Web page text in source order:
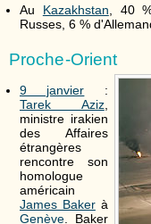
Au Kazakhstan, 40
Russes, 6 %
Proche-Orient
9 janvier :
Tarek Aziz,
ministre irakien
des Affaires
étrangères
rencontre son
homologue
américain
James Bakerà
Genève . Baker